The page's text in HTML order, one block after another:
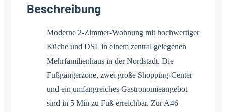
Beschreibung
Moderne 2-Zimmer-Wohnung mit hochwertiger
Küche und DSL in einem zentral gelegenen
Mehrfamilienhaus in der Nordstadt. Die
Fußgängerzone, zwei große Shopping-Center
und ein umfangreiches Gastronomieangebot
sind in 5 Min zu Fuß erreichbar. Zur A46